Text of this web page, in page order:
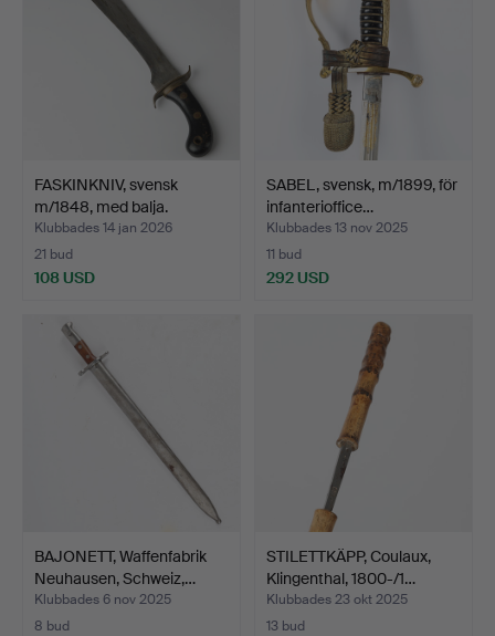
FASKINKNIV, svensk
m/1848, med balja.
Klubbades 14 jan 2026
21 bud
108 USD
SABEL, svensk, m/1899, för
infanterioffice…
Klubbades 13 nov 2025
11 bud
292 USD
BAJONETT, Waffenfabrik
Neuhausen, Schweiz,…
Klubbades 6 nov 2025
8 bud
STILETTKÄPP, Coulaux,
Klingenthal, 1800-/1…
Klubbades 23 okt 2025
13 bud